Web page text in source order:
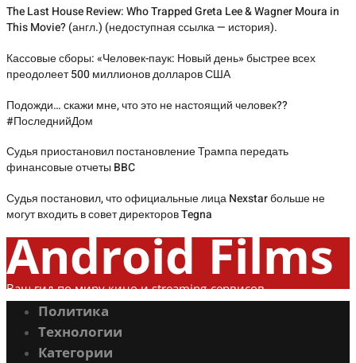
The Last House Review: Who Trapped Greta Lee & Wagner Moura in
This Movie? (англ.) (недоступная ссылка — история).
Кассовые сборы: «Человек-паук: Новый день» быстрее всех
преодолеет 500 миллионов долларов США
Подожди… скажи мне, что это не настоящий человек??
#ПоследнийДом
Судья приостановил постановление Трампа передать
финансовые отчеты BBC
Судья постановил, что официальные лица Nexstar больше не
могут входить в совет директоров Tegna
Android Films
Ваш гид по миру кино и streaming-сервисов
Политика
Технологии
Категории